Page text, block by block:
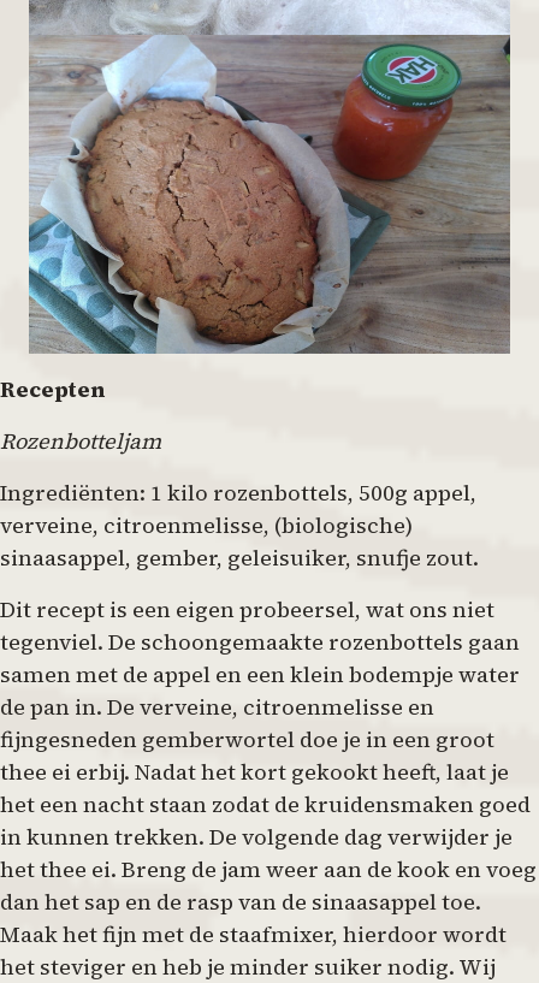
Recepten
Rozenbotteljam
Ingrediënten: 1 kilo rozenbottels, 500g appel,
verveine, citroenmelisse, (biologische)
sinaasappel, gember, geleisuiker, snufje zout.
Dit recept is een eigen probeersel, wat ons niet
tegenviel. De schoongemaakte rozenbottels gaan
samen met de appel en een klein bodempje water
de pan in. De verveine, citroenmelisse en
fijngesneden gemberwortel doe je in een groot
thee ei erbij. Nadat het kort gekookt heeft, laat je
het een nacht staan zodat de kruidensmaken goed
in kunnen trekken. De volgende dag verwijder je
het thee ei. Breng de jam weer aan de kook en voeg
dan het sap en de rasp van de sinaasappel toe.
Maak het fijn met de staafmixer, hierdoor wordt
het steviger en heb je minder suiker nodig. Wij